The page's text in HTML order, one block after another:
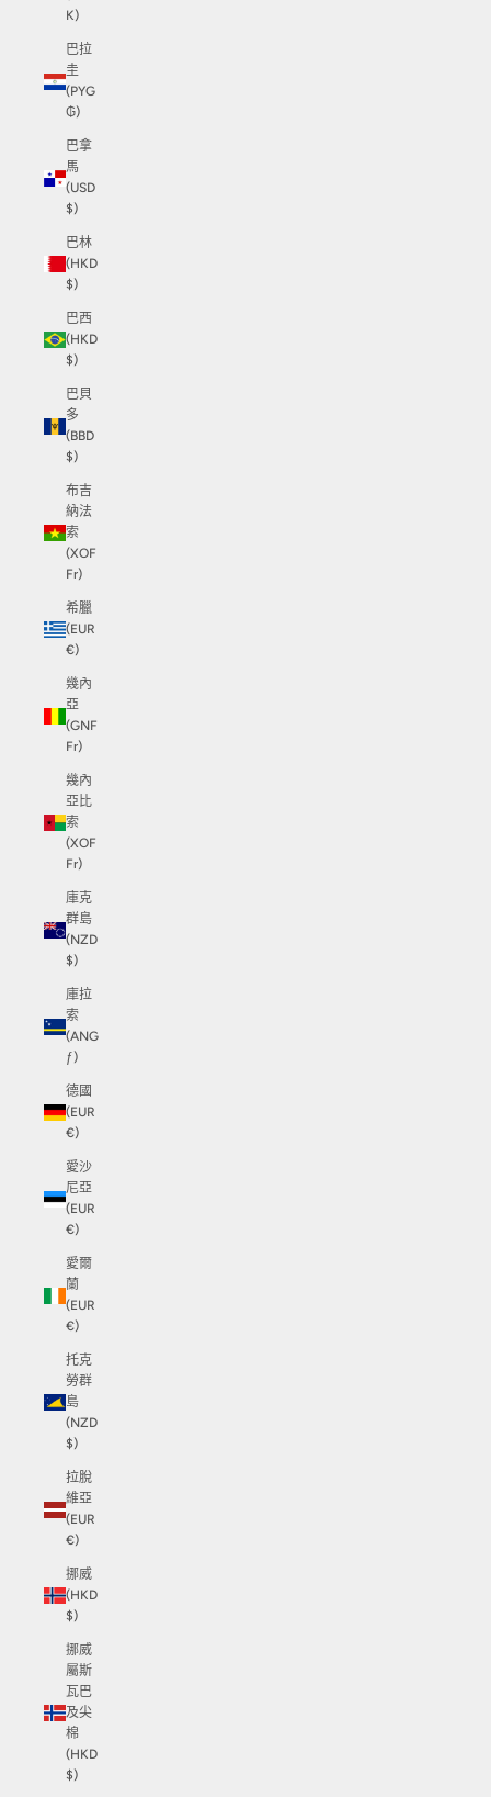
K)
巴拉
圭
(PYG
₲)
巴拿
馬
(USD
$)
巴林
(HKD
$)
巴西
(HKD
$)
巴貝
多
(BBD
$)
布吉
納法
索
(XOF
Fr)
希臘
(EUR
€)
幾內
亞
(GNF
Fr)
幾內
亞比
索
(XOF
Fr)
庫克
群島
(NZD
$)
庫拉
索
(ANG
ƒ)
德國
(EUR
€)
愛沙
尼亞
(EUR
€)
愛爾
蘭
(EUR
€)
托克
勞群
島
(NZD
$)
拉脫
維亞
(EUR
€)
挪威
(HKD
$)
挪威
屬斯
瓦巴
及尖
棉
(HKD
$)